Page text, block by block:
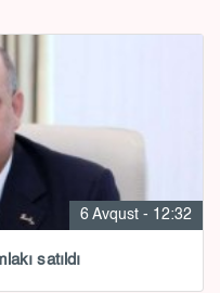
6 Avqust - 12:32
satıldı